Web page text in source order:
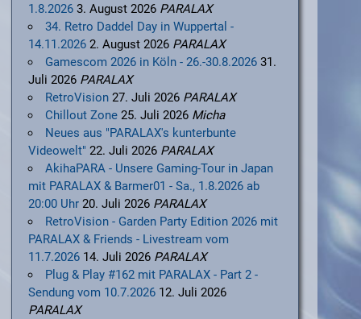
1.8.2026 3. August 2026 PARALAX
34. Retro Daddel Day in Wuppertal -
14.11.2026 2. August 2026 PARALAX
Gamescom 2026 in Köln - 26.-30.8.2026 31.
Juli 2026 PARALAX
RetroVision 27. Juli 2026 PARALAX
Chillout Zone 25. Juli 2026 Micha
Neues aus "PARALAX's kunterbunte
Videowelt" 22. Juli 2026 PARALAX
AkihaPARA - Unsere Gaming-Tour in Japan
mit PARALAX & Barmer01 - Sa., 1.8.2026 ab
20:00 Uhr 20. Juli 2026 PARALAX
RetroVision - Garden Party Edition 2026 mit
PARALAX & Friends - Livestream vom
11.7.2026 14. Juli 2026 PARALAX
Plug & Play #162 mit PARALAX - Part 2 -
Sendung vom 10.7.2026 12. Juli 2026
PARALAX